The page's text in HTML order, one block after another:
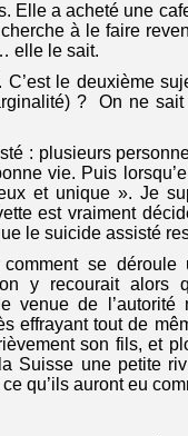
Elle a acheté une
à le faire
elle le sait.
le deuxième
? On ne
: plusieurs
vie. Puis
et unique ». Je
est vraiment
le suicide assisté
comment se
y recourait alors
venue de
effrayant tout de
son fils, et
Suisse une petite
qu’ils auront eu